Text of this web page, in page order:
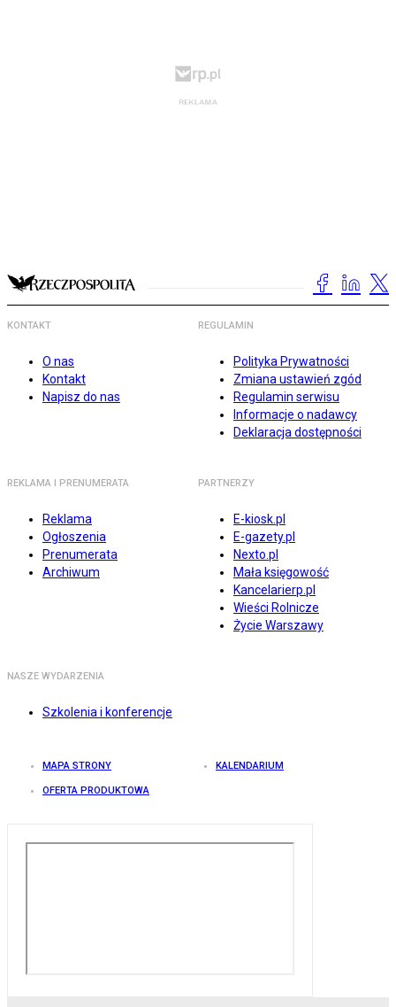
KONTAKT
O nas
Kontakt
Napisz do nas
REGULAMIN
Polityka Prywatności
Zmiana ustawień zgód
Regulamin serwisu
Informacje o nadawcy
Deklaracja dostępności
REKLAMA I PRENUMERATA
Reklama
Ogłoszenia
Prenumerata
Archiwum
PARTNERZY
E-kiosk.pl
E-gazety.pl
Nexto.pl
Mała księgowość
Kancelarierp.pl
Wieści Rolnicze
Życie Warszawy
NASZE WYDARZENIA
Szkolenia i konferencje
MAPA STRONY KALENDARIUM
OFERTA PRODUKTOWA